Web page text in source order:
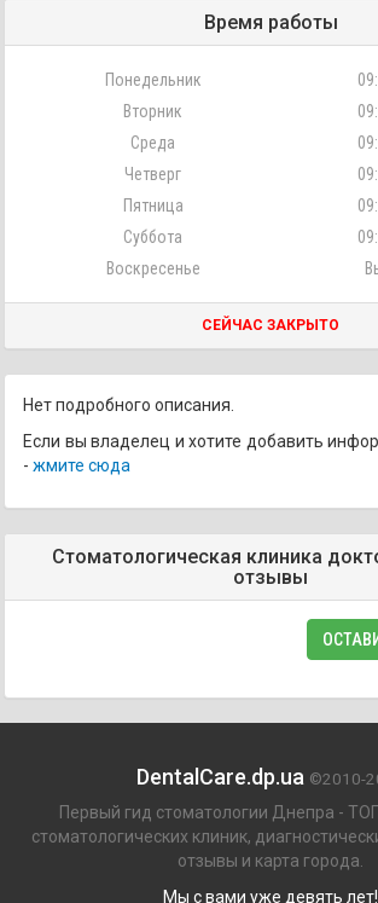
Время работы
Понедельник
Вторник
Среда
Четверг
Пятница
Суббота
Воскресенье
СЕЙЧАС ЗАКРЫТО
Нет подробного описания.
Если вы владелец и хотите добавить
- жмите сюда
Стоматологическая клиника
отзывы
DentalCare.dp.ua ©2010-
Первый гид стоматологии Днепра -
стоматологических клиник,
отзывы и карта города.
Мы с вами уже девять лет!